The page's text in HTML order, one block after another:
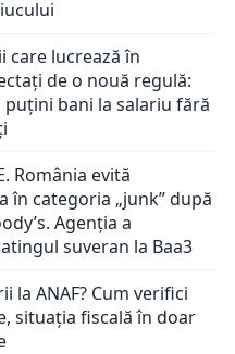
care lucrează în
de o nouă regulă:
bani la salariu fără
România evită
în categoria „junk” după
Agenția a
suveran la Baa3
la ANAF? Cum verifici
situația fiscală în doar